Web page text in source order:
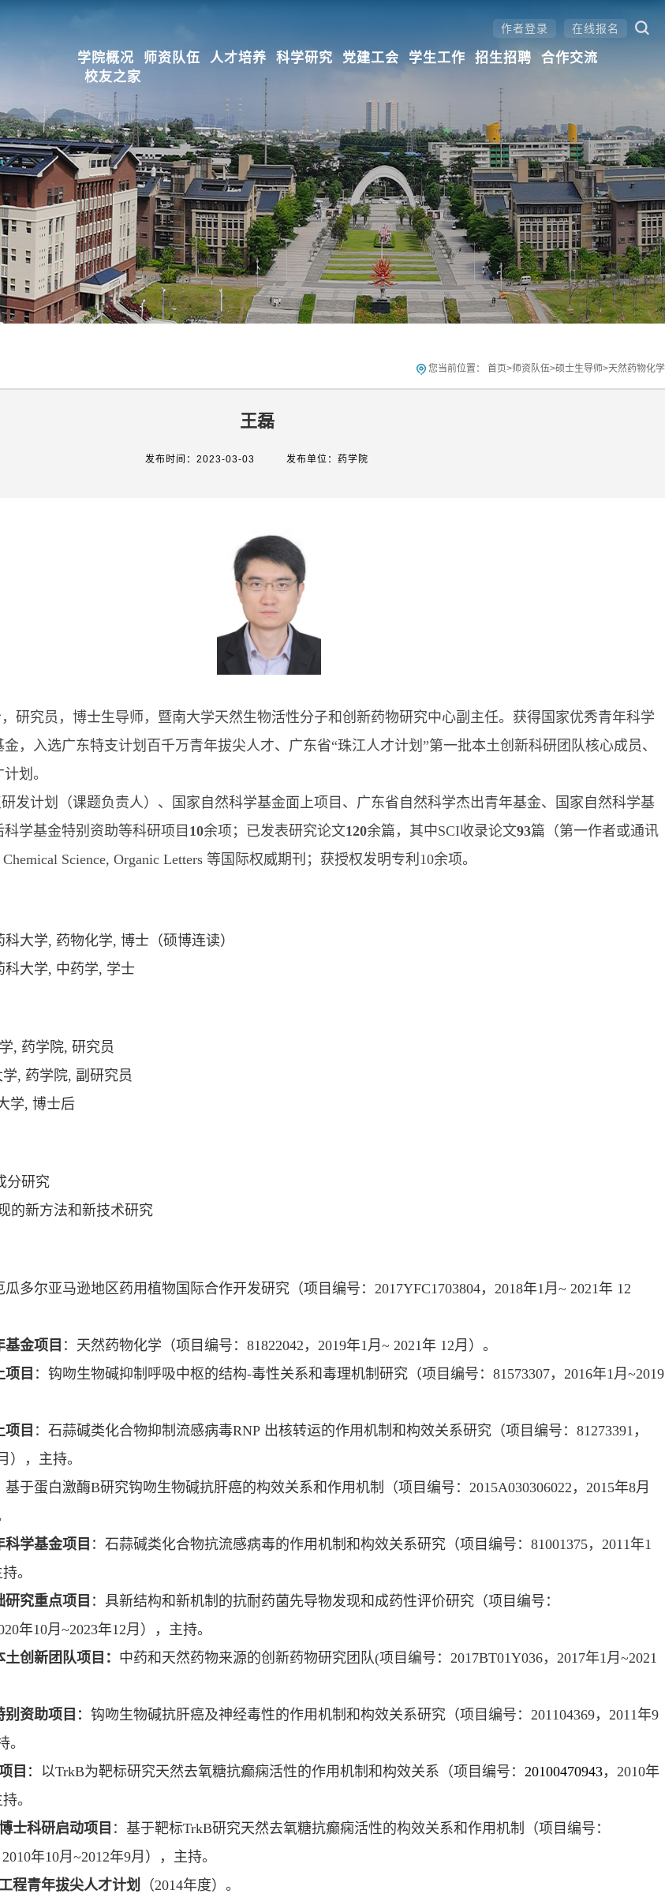
作者登录 在线报名
学院概况 师资队伍 人才培养 科学研究 党建工会 学生工作 招生招聘
合作交流
校友之家
您当前位置： 首页>师资队伍>硕士生导师>天然药物化学
王磊
发布时间：2023-03-03 发布单位：药学院
研究员，博士生导师，暨南大学天然生物活性分子和创新药物研究中心副主任。获得国家优秀青年科学
，入选广东特支计划百千万青年拔尖人才、广东省“珠江人才计划”第一批本土创新科研团队核心成员、
划。
发计划（课题负责人）、国家自然科学基金面上项目、广东省自然科学杰出青年基金、国家自然科学基
学基金特别资助等科研项目 10余项；已发表研究论文120余篇，其中SCI收录论文93篇（第一作者或通讯
Chemical Science,Organic Letters等国际权威期刊；获授权发明专利 10余项。
科大学, 药物化学,博士（硕博连读）
科大学, 中药学, 学士
, 药学院,研究员
学, 药学院, 副研究员
学,博士后
分研究
的新方法和新技术研究
瓜多尔亚马逊地区药用植物国际合作开发研究（项目编号：2017YFC1703804，2018年1月~ 2021年 12
基金项目 ：天然药物化学（项目编号：81822042 ，2019年1月~ 2021年 12月）。
项目 ：钩吻生物碱抑制呼吸中枢的结构-毒性关系和毒理机制研究（项目编号：81573307，2016年1月~2019
项目 ：石蒜碱类化合物抑制流感病毒RNP 出核转运的作用机制和构效关系研究（项目编号：81273391 ，
），主持。
基于蛋白激酶B研究钩吻生物碱抗肝癌的构效关系和作用机制（项目编号：2015A030306022 ，2015年8月
学基金项目 ：石蒜碱类化合物抗流感病毒的作用机制和构效关系研究（项目编号：81001375，2011年1
。
究重点项目 ：具新结构和新机制的抗耐药菌先导物发现和成药性评价研究（项目编号：
年10月~2023年12月），主持。
创新团队项目： 中药和天然药物来源的创新药物研究团队(项目编号：2017BT01Y036，2017年1月~2021
资助项目 ：钩吻生物碱抗肝癌及神经毒性的作用机制和构效关系研究（项目编号：201104369，2011年9
。
目 ： 以TrkB为靶标研究天然去氧糖抗癫痫活性的作用机制和构效关系（项目编号：20100470943，2010年
。
士科研启动项目 ：基于靶标TrkB研究天然去氧糖抗癫痫活性的构效关系和作用机制（项目编号：
2010年10月~2012年9月），主持。
程青年拔尖人才计划 （2014年度）。